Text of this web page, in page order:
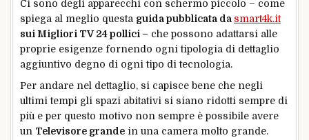
Ci sono degli apparecchi con schermo piccolo – come
spiega al meglio questa guida pubblicata da smart4k.it
sui Migliori TV 24 pollici – che possono adattarsi alle
proprie esigenze fornendo ogni tipologia di dettaglio
aggiuntivo degno di ogni tipo di tecnologia.
Per andare nel dettaglio, si capisce bene che negli
ultimi tempi gli spazi abitativi si siano ridotti sempre di
più e per questo motivo non sempre è possibile avere
un Televisore grande in una camera molto grande.